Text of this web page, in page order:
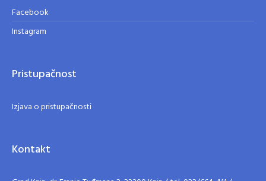
Facebook
Instagram
Pristupačnost
Izjava o pristupačnosti
Kontakt